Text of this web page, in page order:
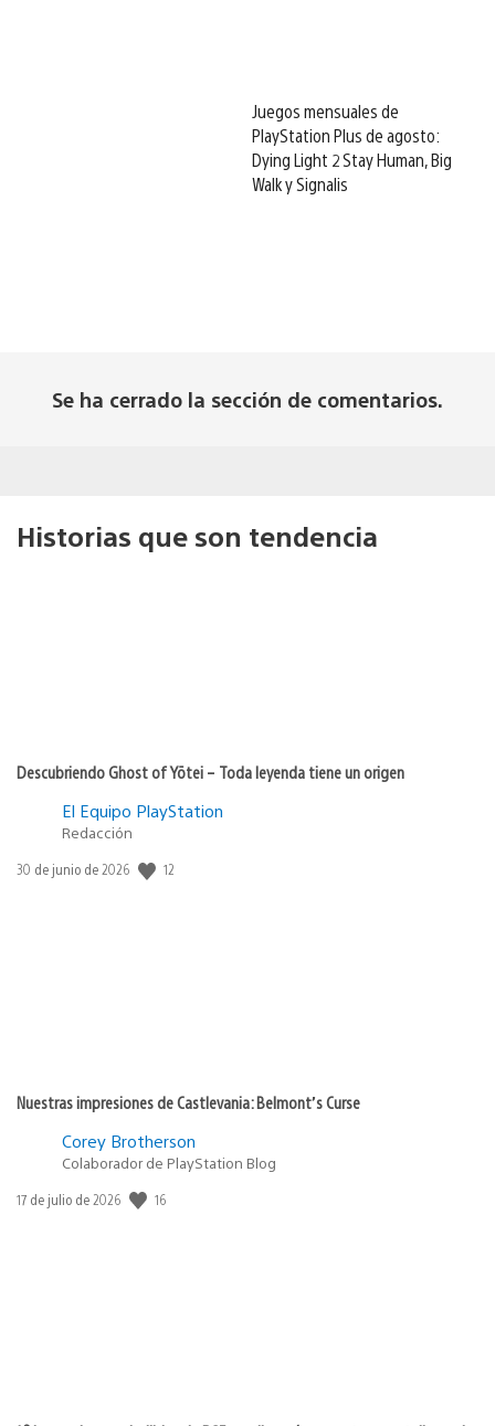
Juegos mensuales de
PlayStation Plus de agosto:
Dying Light 2 Stay Human, Big
Walk y Signalis
Se ha cerrado la sección de comentarios.
Historias que son tendencia
Descubriendo Ghost of Yōtei – Toda leyenda tiene un origen
El Equipo PlayStation
Redacción
Fecha
30 de junio de 2026 12
Nuestras impresiones de Castlevania: Belmont’s Curse
Corey Brotherson
Colaborador de PlayStation Blog
Fecha
17 de julio de 2026 16